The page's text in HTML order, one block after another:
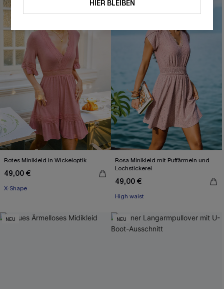
Rotes Minikleid in Wickeloptik
49,00 €
X-Shape
Rosa Minikleid mit Puffärmeln und
Lochstickerei
49,00 €
High waist
NEU NEU
HIER BLEIBEN